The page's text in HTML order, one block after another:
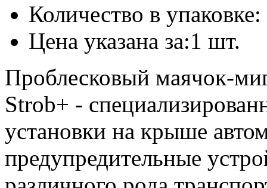
Количество в
Цена указана за:1 шт.
Проблесковый маячок-
Strob+ -
установки на крыше
предупредительные